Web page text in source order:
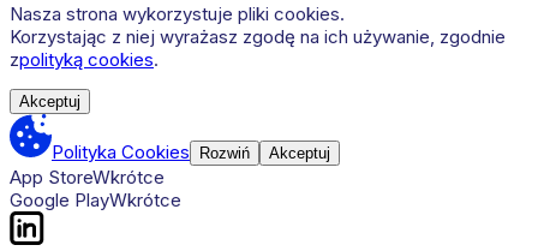
Nasza strona wykorzystuje pliki cookies.
Korzystając z niej wyrażasz zgodę na ich używanie, zgodnie
zpolityką cookies.
Akceptuj
Polityka Cookies Rozwiń Akceptuj
App StoreWkrótce
Google PlayWkrótce